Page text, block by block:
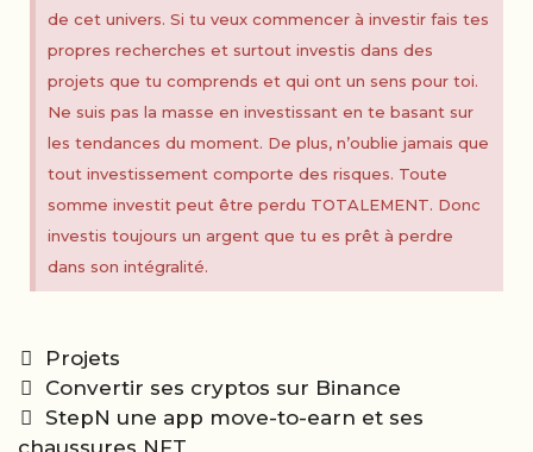
de cet univers. Si tu veux commencer à investir fais tes
propres recherches et surtout investis dans des
projets que tu comprends et qui ont un sens pour toi.
Ne suis pas la masse en investissant en te basant sur
les tendances du moment. De plus, n’oublie jamais que
tout investissement comporte des risques. Toute
somme investit peut être perdu TOTALEMENT. Donc
investis toujours un argent que tu es prêt à perdre
dans son intégralité.
Categories
Projets
Post
navigation
Convertir ses cryptos sur Binance
StepN une app move-to-earn et ses